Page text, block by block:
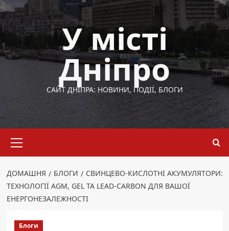
Перейти
до
вмісту
У місті
Дніпро
САЙТ ДНІПРА: НОВИНИ, ПОДІЇ, БЛОГИ
меню
ДОМАШНЯ БЛОГИ
СВИНЦЕВО-КИСЛОТНІ АКУМУЛЯТОРИ:
ТЕХНОЛОГІЇ AGM, GEL ТА LEAD-CARBON ДЛЯ ВАШОЇ
ЕНЕРГОНЕЗАЛЕЖНОСТІ
Блоги